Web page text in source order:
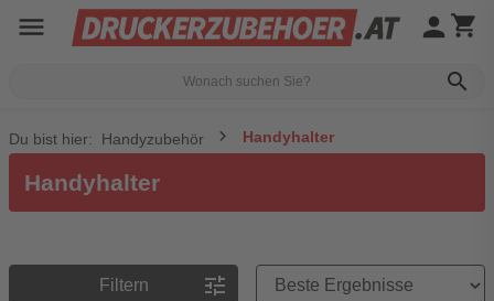
menu
search
person shopping_cart
Du bist hier: Handyzubehör Handyhalter
Handyhalter
Filtern tune
Preisreihenfolge